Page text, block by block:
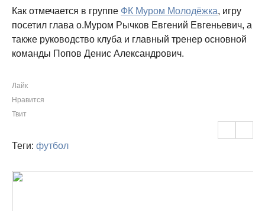
Как отмечается в группе ФК Муром Молодёжка, игру
посетил глава о.Муром Рычков Евгений Евгеньевич, а
также руководство клуба и главный тренер основной
команды Попов Денис Александрович.
Лайк
Нравится
Твит
Теги: футбол